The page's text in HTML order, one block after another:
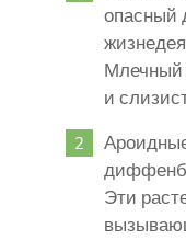
опасный
Млечный
и
Эти